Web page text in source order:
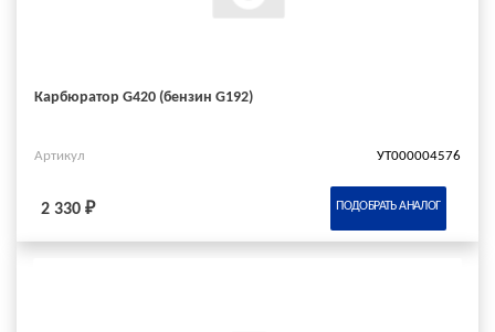
Карбюратор G420 (бензин G192)
Артикул УТ000004576
2 330 ₽ ПОДОБРАТЬ АНАЛОГ